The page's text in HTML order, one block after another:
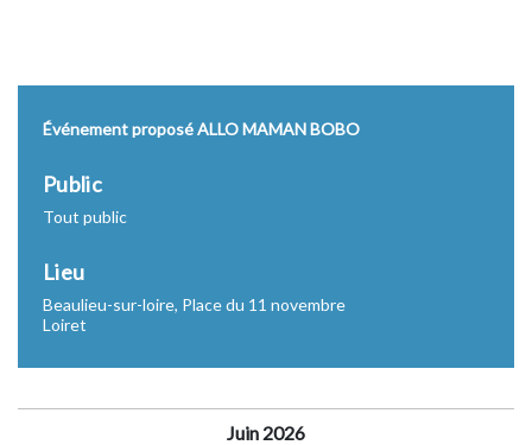
Événement proposé ALLO MAMAN BOBO
Public
Tout public
Lieu
Beaulieu-sur-loire, Place du 11 novembre
Loiret
Juin 2026